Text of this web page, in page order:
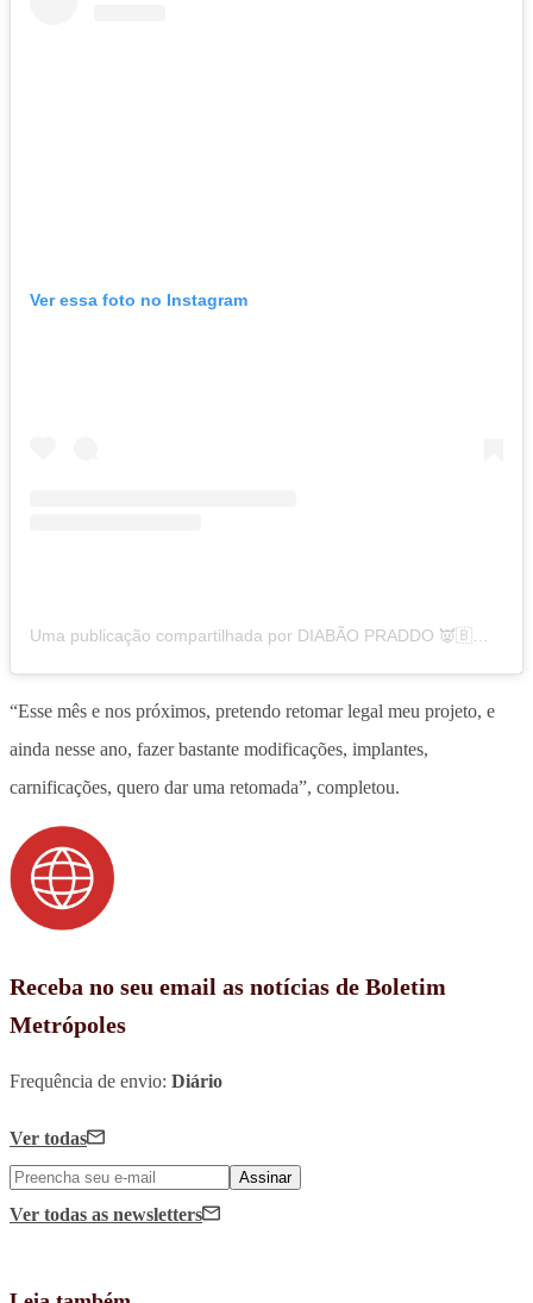
Ver essa foto no Instagram
“Esse mês e nos próximos, pretendo retomar legal meu projeto, e
ainda nesse ano, fazer bastante modificações, implantes,
carnificações, quero dar uma retomada”, completou.
Receba no seu email as notícias de Boletim
Metrópoles
Frequência de envio: Diário
Ver todas
Assinar
Ver todas as newsletters